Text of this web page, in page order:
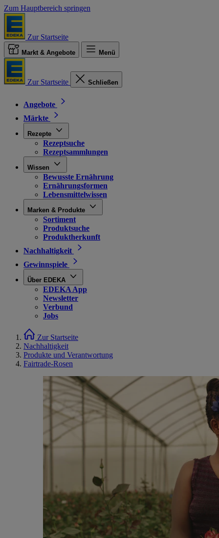
Zum Hauptbereich springen
Zur Startseite
Markt & Angebote Menü
Zur Startseite Schließen
Angebote
Märkte
Rezepte
Rezeptsuche
Rezeptsammlungen
Wissen
Bewusste Ernährung
Ernährungsformen
Lebensmittelwissen
Marken & Produkte
Sortiment
Produktsuche
Produktherkunft
Nachhaltigkeit
Gewinnspiele
Über EDEKA
EDEKA App
Newsletter
Verbund
Jobs
Zur Startseite
Nachhaltigkeit
Produkte und Verantwortung
Fairtrade-Rosen